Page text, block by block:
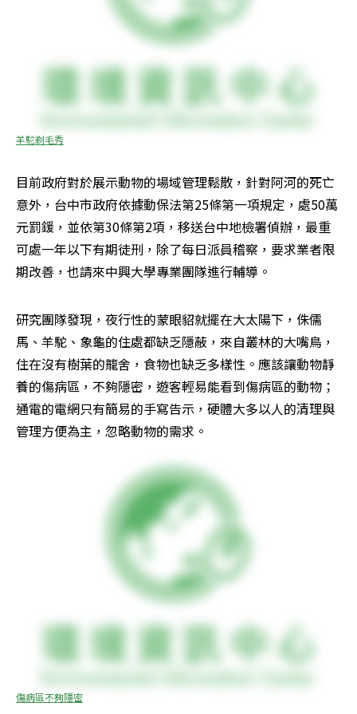
羊駝剃毛秀
目前政府對於展示動物的場域管理鬆散，針對阿河的死亡
意外，台中市政府依據動保法第25條第一項規定，處50萬
元罰鍰，並依第30條第2項，移送台中地檢署偵辦，最重
可處一年以下有期徒刑，除了每日派員稽察，要求業者限
期改善，也請來中興大學專業團隊進行輔導。
研究團隊發現，夜行性的蒙眼貂就擺在大太陽下，侏儒
馬、羊駝、象龜的住處都缺乏隱蔽，來自叢林的大嘴鳥，
住在沒有樹葉的籠舍，食物也缺乏多樣性。應該讓動物靜
養的傷病區，不夠隱密，遊客輕易能看到傷病區的動物；
通電的電網只有簡易的手寫告示，硬體大多以人的清理與
管理方便為主，忽略動物的需求。
傷病區不夠隱密